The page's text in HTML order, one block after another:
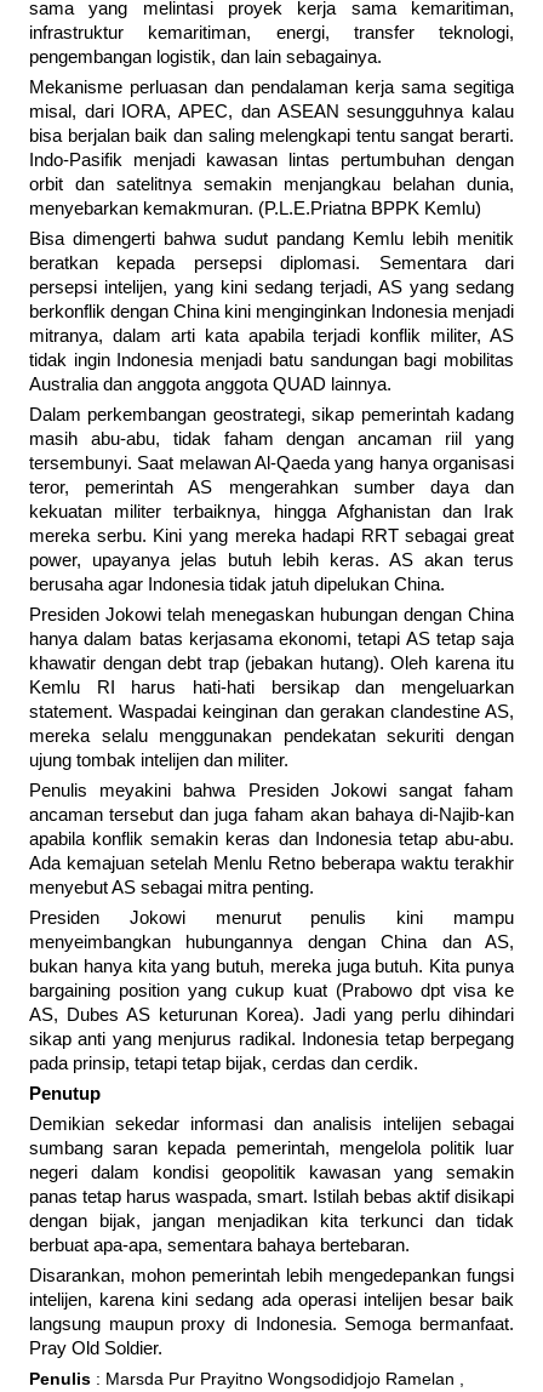
sama yang melintasi proyek kerja sama kemaritiman,
infrastruktur kemaritiman, energi, transfer teknologi,
pengembangan logistik, dan lain sebagainya.
Mekanisme perluasan dan pendalaman kerja sama segitiga
misal, dari IORA, APEC, dan ASEAN sesungguhnya kalau
bisa berjalan baik dan saling melengkapi tentu sangat berarti.
Indo-Pasifik menjadi kawasan lintas pertumbuhan dengan
orbit dan satelitnya semakin menjangkau belahan dunia,
menyebarkan kemakmuran. (P.L.E.Priatna BPPK Kemlu)
Bisa dimengerti bahwa sudut pandang Kemlu lebih menitik
beratkan kepada persepsi diplomasi. Sementara dari
persepsi intelijen, yang kini sedang terjadi, AS yang sedang
berkonflik dengan China kini menginginkan Indonesia menjadi
mitranya, dalam arti kata apabila terjadi konflik militer, AS
tidak ingin Indonesia menjadi batu sandungan bagi mobilitas
Australia dan anggota anggota QUAD lainnya.
Dalam perkembangan geostrategi, sikap pemerintah kadang
masih abu-abu, tidak faham dengan ancaman riil yang
tersembunyi. Saat melawan Al-Qaeda yang hanya organisasi
teror, pemerintah AS mengerahkan sumber daya dan
kekuatan militer terbaiknya, hingga Afghanistan dan Irak
mereka serbu. Kini yang mereka hadapi RRT sebagai great
power, upayanya jelas butuh lebih keras. AS akan terus
berusaha agar Indonesia tidak jatuh dipelukan China.
Presiden Jokowi telah menegaskan hubungan dengan China
hanya dalam batas kerjasama ekonomi, tetapi AS tetap saja
khawatir dengan debt trap (jebakan hutang). Oleh karena itu
Kemlu RI harus hati-hati bersikap dan mengeluarkan
statement. Waspadai keinginan dan gerakan clandestine AS,
mereka selalu menggunakan pendekatan sekuriti dengan
ujung tombak intelijen dan militer.
Penulis meyakini bahwa Presiden Jokowi sangat faham
ancaman tersebut dan juga faham akan bahaya di-Najib-kan
apabila konflik semakin keras dan Indonesia tetap abu-abu.
Ada kemajuan setelah Menlu Retno beberapa waktu terakhir
menyebut AS sebagai mitra penting.
Presiden Jokowi menurut penulis kini mampu
menyeimbangkan hubungannya dengan China dan AS,
bukan hanya kita yang butuh, mereka juga butuh. Kita punya
bargaining position yang cukup kuat (Prabowo dpt visa ke
AS, Dubes AS keturunan Korea). Jadi yang perlu dihindari
sikap anti yang menjurus radikal. Indonesia tetap berpegang
pada prinsip, tetapi tetap bijak, cerdas dan cerdik.
Penutup
Demikian sekedar informasi dan analisis intelijen sebagai
sumbang saran kepada pemerintah, mengelola politik luar
negeri dalam kondisi geopolitik kawasan yang semakin
panas tetap harus waspada, smart. Istilah bebas aktif disikapi
dengan bijak, jangan menjadikan kita terkunci dan tidak
berbuat apa-apa, sementara bahaya bertebaran.
Disarankan, mohon pemerintah lebih mengedepankan fungsi
intelijen, karena kini sedang ada operasi intelijen besar baik
langsung maupun proxy di Indonesia. Semoga bermanfaat.
Pray Old Soldier.
Penulis : Marsda Pur Prayitno Wongsodidjojo Ramelan ,